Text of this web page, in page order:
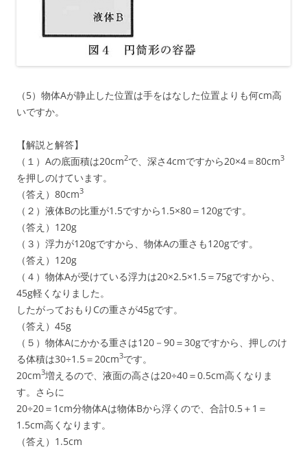
（5）物体Aが静止した位置は手をはなした位置よりも何cm高
いですか。
【解説と解答】
（１）Aの底面積は20cm2で、深さ4cmですから20×4＝80cm3
を押しのけています。
（答え）80cm3
（２）液体Bの比重が1.5ですから1.5×80＝120gです。
（答え）120g
（３）浮力が120gですから、物体Aの重さも120gです。
（答え）120g
（４）物体Aが受けている浮力は20×2.5×1.5＝75gですから、
45g軽くなりました。
したがっておもりCの重さが45gです。
（答え）45g
（５）物体Aにかかる重さは120－90＝30gですから、押しのけ
る体積は30÷1.5＝20cm3です。
20cm3増えるので、液面の高さは20÷40＝0.5cm高くなりま
す。さらに
20÷20＝1cm分物体Aは物体Bから浮くので、合計0.5＋1＝
1.5cm高くなります。
（答え）1.5cm